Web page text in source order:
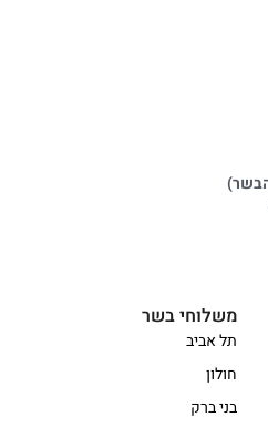
משלוחי בשר
תל אביב
חולון
בני ברק